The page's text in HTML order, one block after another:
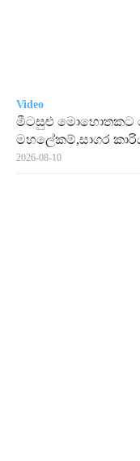
Video
මීටසුළු මොහොතකට
මහලේකම්,සාගර
2026-08-10